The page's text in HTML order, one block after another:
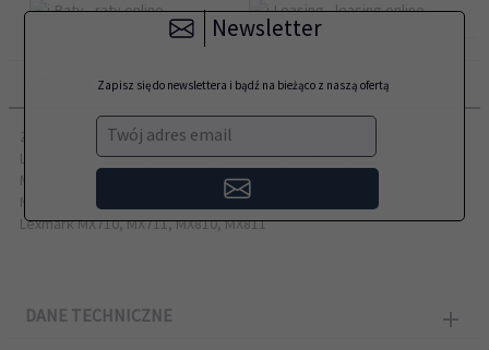
OPIS PRODUKTU
Zamiennik LEXMARK przeznaczony do modeli:
Lexmark MS710dn, MS711dn, MS810de, MS810dn, MS810n,
MS810dtn, MS811dn, MS811n, MS811dtn, MS812de, MS812dn,
MS812dt
Lexmark MX710, MX711, MX810, MX811
DANE TECHNICZNE
Newsletter
Zapisz się do newslettera i bądź na bieżąco z naszą ofertą
Twój adres email